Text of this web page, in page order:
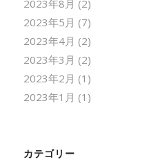
2023年8月 (2)
2023年5月 (7)
2023年4月 (2)
2023年3月 (2)
2023年2月 (1)
2023年1月 (1)
カテゴリー